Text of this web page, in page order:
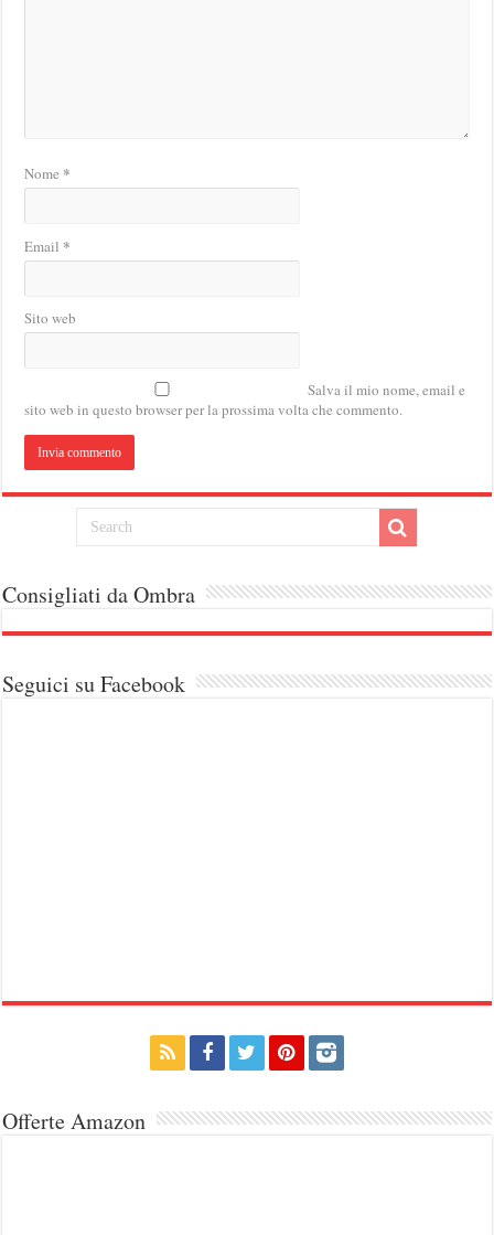
Nome *
Email *
Sito web
Salva il mio nome, email e
sito web in questo browser per la prossima volta che commento.
Consigliati da Ombra
Seguici su Facebook
Offerte Amazon